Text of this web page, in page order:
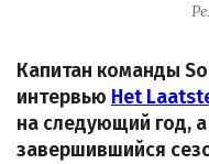
Капитан команды
интервью Het
на следующий год,
завершившийся